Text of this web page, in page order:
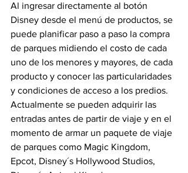
Al ingresar directamente al botón
Disney desde el menú de productos, se
puede planificar paso a paso la compra
de parques midiendo el costo de cada
uno de los menores y mayores, de cada
producto y conocer las particularidades
y condiciones de acceso a los predios.
Actualmente se pueden adquirir las
entradas antes de partir de viaje y en el
momento de armar un paquete de viaje
de parques como Magic Kingdom,
Epcot, Disney´s Hollywood Studios,